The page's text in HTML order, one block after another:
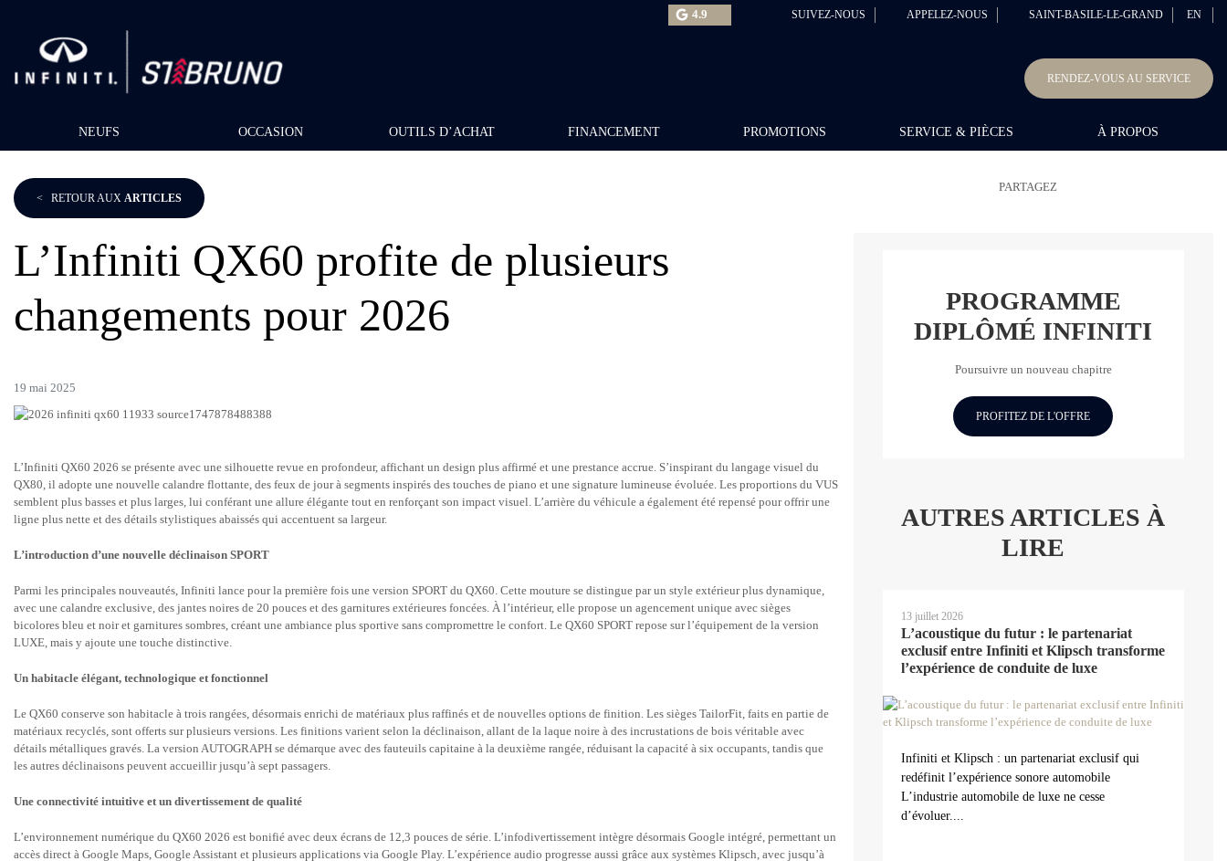
4.9 SUIVEZ-NOUS APPELEZ-NOUS SAINT-BASILE-LE-GRAND EN
RENDEZ-VOUS AU SERVICE
NEUFS OCCASION OUTILS D’ACHAT FINANCEMENT PROMOTIONS SERVICE & PIÈCES À PROPOS
< RETOUR AUX ARTICLES
PARTAGEZ
L’Infiniti QX60 profite de plusieurs
changements pour 2026
19 mai 2025
L’Infiniti QX60 2026 se présente avec une silhouette revue en profondeur, affichant un design plus affirmé et une prestance accrue. S’inspirant du langage visuel du
QX80, il adopte une nouvelle calandre flottante, des feux de jour à segments inspirés des touches de piano et une signature lumineuse évoluée. Les proportions du VUS
semblent plus basses et plus larges, lui conférant une allure élégante tout en renforçant son impact visuel. L’arrière du véhicule a également été repensé pour offrir une
ligne plus nette et des détails stylistiques abaissés qui accentuent sa largeur.
L’introduction d’une nouvelle déclinaison SPORT
Parmi les principales nouveautés, Infiniti lance pour la première fois une version SPORT du QX60. Cette mouture se distingue par un style extérieur plus dynamique,
avec une calandre exclusive, des jantes noires de 20 pouces et des garnitures extérieures foncées. À l’intérieur, elle propose un agencement unique avec sièges
bicolores bleu et noir et garnitures sombres, créant une ambiance plus sportive sans compromettre le confort. Le QX60 SPORT repose sur l’équipement de la version
LUXE, mais y ajoute une touche distinctive.
Un habitacle élégant, technologique et fonctionnel
Le QX60 conserve son habitacle à trois rangées, désormais enrichi de matériaux plus raffinés et de nouvelles options de finition. Les sièges TailorFit, faits en partie de
matériaux recyclés, sont offerts sur plusieurs versions. Les finitions varient selon la déclinaison, allant de la laque noire à des incrustations de bois véritable avec
détails métalliques gravés. La version AUTOGRAPH se démarque avec des fauteuils capitaine à la deuxième rangée, réduisant la capacité à six occupants, tandis que
les autres déclinaisons peuvent accueillir jusqu’à sept passagers.
Une connectivité intuitive et un divertissement de qualité
L’environnement numérique du QX60 2026 est bonifié avec deux écrans de 12,3 pouces de série. L’infodivertissement intègre désormais Google intégré, permettant un
accès direct à Google Maps, Google Assistant et plusieurs applications via Google Play. L’expérience audio progresse aussi grâce aux systèmes Klipsch, avec jusqu’à
PROGRAMME
DIPLÔMÉ INFINITI
Poursuivre un nouveau chapitre
PROFITEZ DE L'OFFRE
AUTRES ARTICLES À
LIRE
13 juillet 2026
L’acoustique du futur : le partenariat
exclusif entre Infiniti et Klipsch transforme
l’expérience de conduite de luxe
Infiniti et Klipsch : un partenariat exclusif qui
redéfinit l’expérience sonore automobile
L’industrie automobile de luxe ne cesse
d’évoluer....